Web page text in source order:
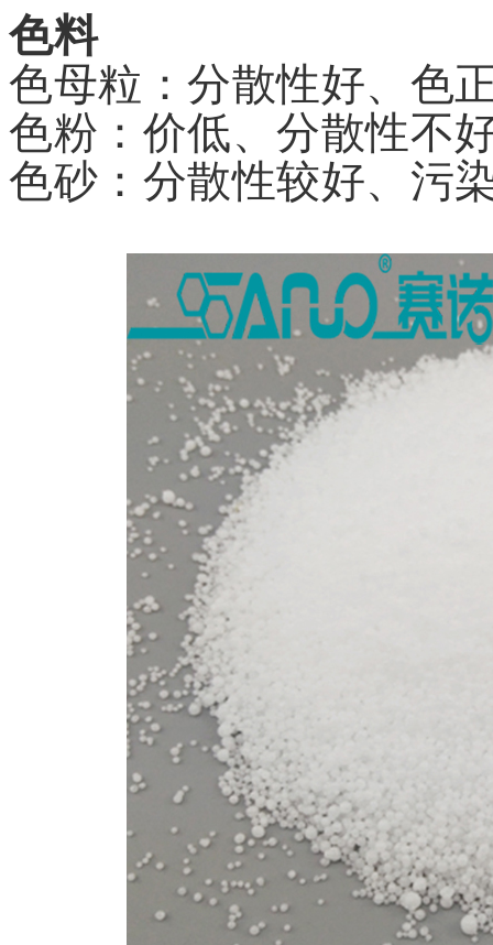
色料
色母粒：分散性好、色
色粉：价低、分散性不
色砂：分散性较好、污